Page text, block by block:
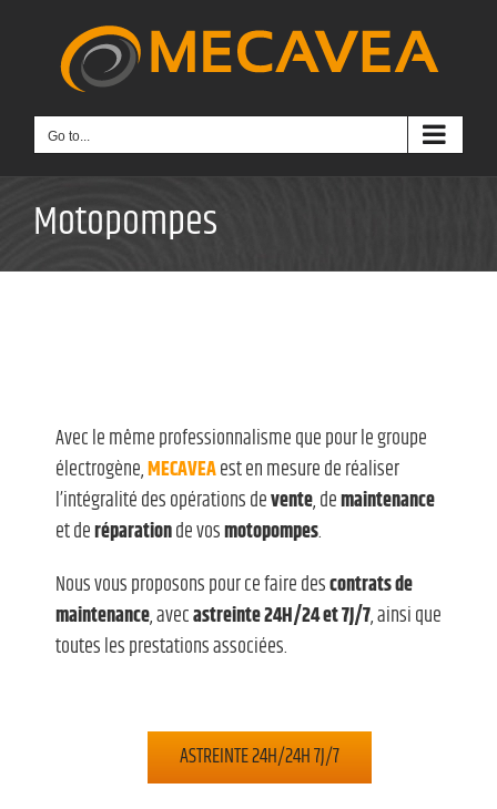
Go to...
Motopompes
Avec le même professionnalisme que pour le groupe
électrogène,MECAVEAest en mesure de réaliser
l’intégralité des opérations devente, demaintenance
et deréparationde vosmotopompes.
Nous vous proposons pour ce faire descontrats de
maintenance, avecastreinte 24H/24 et7J/7, ainsi que
toutes les prestations associées.
ASTREINTE 24H/24H 7J/7